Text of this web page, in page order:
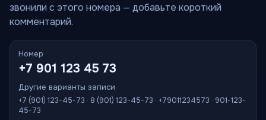
звонили с этого номера — добавьте короткий
комментарий.
Номер
+7 901 123 45 73
Другие варианты записи
+7 (901) 123-45-73 · 8 (901) 123-45-73 · +79011234573 · 901-123-
45-73